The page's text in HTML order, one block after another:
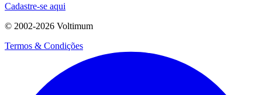
Cadastre-se aqui
© 2002-2026 Voltimum
Termos & Condições